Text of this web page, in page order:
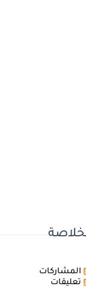
المشاركات
تعليقات